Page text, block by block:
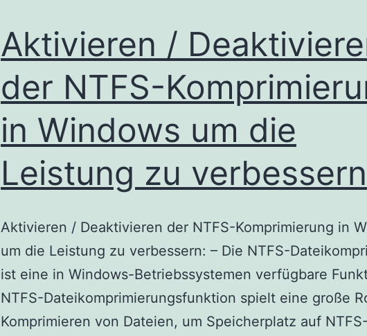
Aktivieren /
der NTFS-
in Windows um die
Leistung zu verbessern
Aktivieren / Deaktivieren der NTFS-Komprimierung in
um die Leistung zu verbessern: – Die NTFS-
ist eine in Windows-Betriebssystemen verfügbare
NTFS-Dateikomprimierungsfunktion spielt eine große
Komprimieren von Dateien, um Speicherplatz auf NTFS-